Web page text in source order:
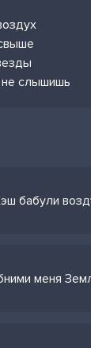
слышишь
бабули
меня